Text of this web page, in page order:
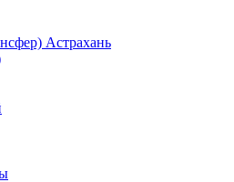
Астрахань